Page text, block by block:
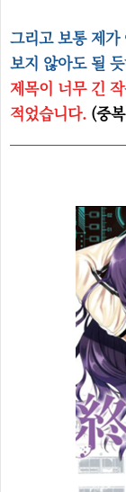
그리고 보통 제가
보지 않아도 될
제목이 너무 긴
적었습니다. (중